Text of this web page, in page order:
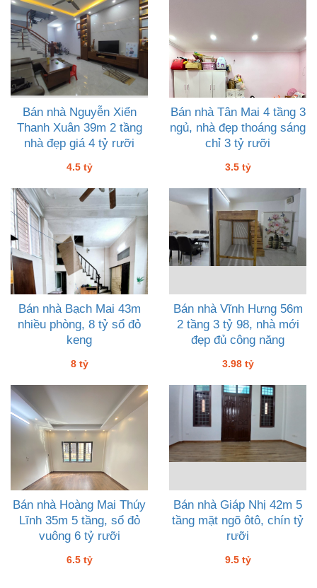
Bán nhà Nguyễn Xiển
Thanh Xuân 39m 2 tầng
nhà đẹp giá 4 tỷ rưỡi
4.5 tỷ
Bán nhà Tân Mai 4 tầng 3
ngủ, nhà đẹp thoáng sáng
chỉ 3 tỷ rưỡi
3.5 tỷ
Bán nhà Bạch Mai 43m
nhiều phòng, 8 tỷ sổ đỏ
keng
8 tỷ
Bán nhà Vĩnh Hưng 56m
2 tầng 3 tỷ 98, nhà mới
đẹp đủ công năng
3.98 tỷ
Bán nhà Hoàng Mai Thúy
Lĩnh 35m 5 tầng, sổ đỏ
vuông 6 tỷ rưỡi
6.5 tỷ
Bán nhà Giáp Nhị 42m 5
tầng mặt ngõ ôtô, chín tỷ
rưỡi
9.5 tỷ